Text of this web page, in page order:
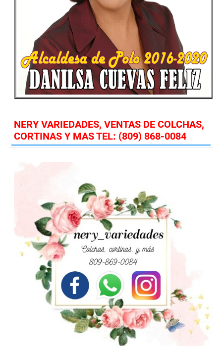
NERY VARIEDADES, VENTAS DE COLCHAS,
CORTINAS Y MAS TEL: (809) 868-0084